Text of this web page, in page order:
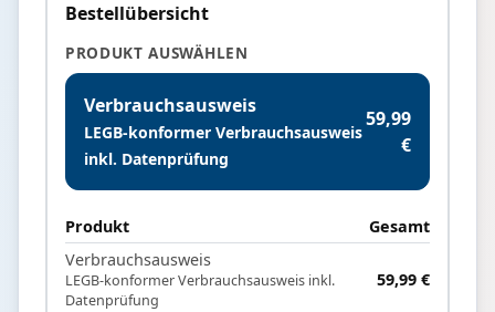
Bestellübersicht
PRODUKT AUSWÄHLEN
Verbrauchsausweis
LEGB-konformer Verbrauchsausweis
inkl. Datenprüfung
59,99
€
Produkt
Gesamt
Verbrauchsausweis
LEGB-konformer Verbrauchsausweis inkl.
Datenprüfung
59,99 €